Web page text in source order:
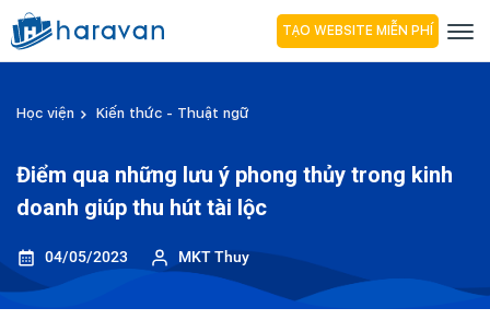
TẠO WEBSITE MIỄN PHÍ
Học viện Kiến thức - Thuật ngữ
Điểm qua những lưu ý phong thủy trong kinh
doanh giúp thu hút tài lộc
04/05/2023 MKT Thuy